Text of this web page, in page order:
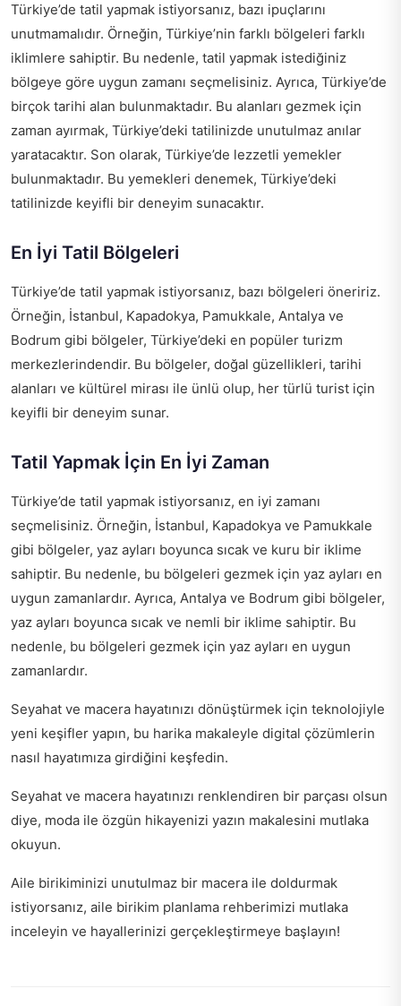
Türkiye’de tatil yapmak istiyorsanız, bazı ipuçlarını
unutmamalıdır. Örneğin, Türkiye’nin farklı bölgeleri farklı
iklimlere sahiptir. Bu nedenle, tatil yapmak istediğiniz
bölgeye göre uygun zamanı seçmelisiniz. Ayrıca, Türkiye’de
birçok tarihi alan bulunmaktadır. Bu alanları gezmek için
zaman ayırmak, Türkiye’deki tatilinizde unutulmaz anılar
yaratacaktır. Son olarak, Türkiye’de lezzetli yemekler
bulunmaktadır. Bu yemekleri denemek, Türkiye’deki
tatilinizde keyifli bir deneyim sunacaktır.
En İyi Tatil Bölgeleri
Türkiye’de tatil yapmak istiyorsanız, bazı bölgeleri öneririz.
Örneğin, İstanbul, Kapadokya, Pamukkale, Antalya ve
Bodrum gibi bölgeler, Türkiye’deki en popüler turizm
merkezlerindendir. Bu bölgeler, doğal güzellikleri, tarihi
alanları ve kültürel mirası ile ünlü olup, her türlü turist için
keyifli bir deneyim sunar.
Tatil Yapmak İçin En İyi Zaman
Türkiye’de tatil yapmak istiyorsanız, en iyi zamanı
seçmelisiniz. Örneğin, İstanbul, Kapadokya ve Pamukkale
gibi bölgeler, yaz ayları boyunca sıcak ve kuru bir iklime
sahiptir. Bu nedenle, bu bölgeleri gezmek için yaz ayları en
uygun zamanlardır. Ayrıca, Antalya ve Bodrum gibi bölgeler,
yaz ayları boyunca sıcak ve nemli bir iklime sahiptir. Bu
nedenle, bu bölgeleri gezmek için yaz ayları en uygun
zamanlardır.
Seyahat ve macera hayatınızı dönüştürmek için teknolojiyle
yeni keşifler yapın, bu harika makaleyle digital çözümlerin
nasıl hayatımıza girdiğini keşfedin.
Seyahat ve macera hayatınızı renklendiren bir parçası olsun
diye, moda ile özgün hikayenizi yazın makalesini mutlaka
okuyun.
Aile birikiminizi unutulmaz bir macera ile doldurmak
istiyorsanız, aile birikim planlama rehberimizi mutlaka
inceleyin ve hayallerinizi gerçekleştirmeye başlayın!